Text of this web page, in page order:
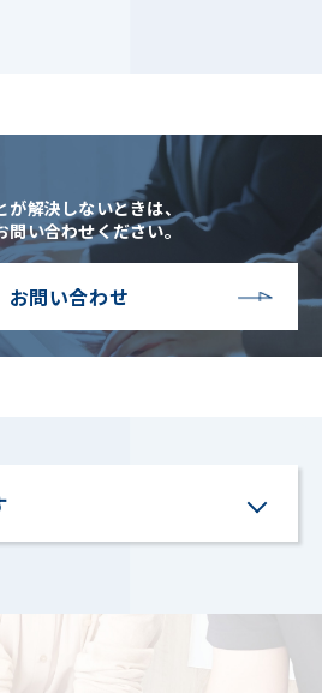
が解決しないときは、
問い合わせください。
お問い合わせ